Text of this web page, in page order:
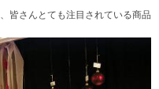
皆さんとても注目されている商品